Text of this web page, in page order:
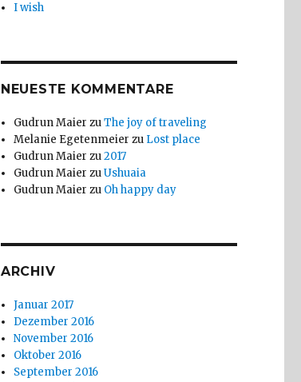
I wish
NEUESTE KOMMENTARE
Gudrun Maier zuThe joy of traveling
Melanie Egetenmeier zu Lost place
Gudrun Maier zu2017
Gudrun Maier zuUshuaia
Gudrun Maier zu Oh happy day
ARCHIV
Januar 2017
Dezember 2016
November 2016
Oktober 2016
September 2016